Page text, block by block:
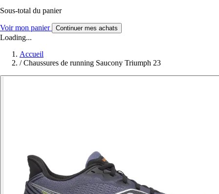
Sous-total du panier
Voir mon panier Continuer mes achats
Loading...
Accueil
/ Chaussures de running Saucony Triumph 23